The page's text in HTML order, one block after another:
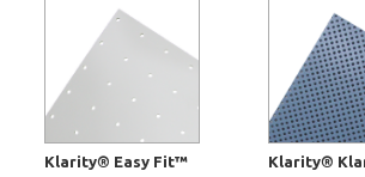
Klarity® Easy Fit™ Klarity®